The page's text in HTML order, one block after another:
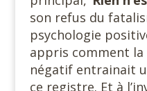
son refus du
psychologie
appris comment
négatif entrainait
ce registre. Et à